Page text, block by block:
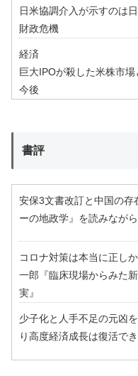
日米協調介入が示すのは
財政危機
経済
巨大IPOが殺した米株市
今後
書評
安保3文書改訂と中国の存
ーの地政学』を読みながら
コロナ対策は本当に正し
一郎『臨床現場からみた
実』
少子化と人手不足の元凶
り高度経済成長は復活でき